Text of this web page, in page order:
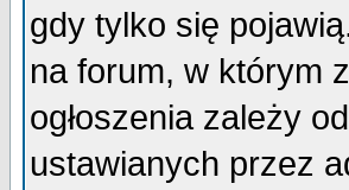
gdy tylko się
na forum, w którym
ogłoszenia zależy
ustawianych przez